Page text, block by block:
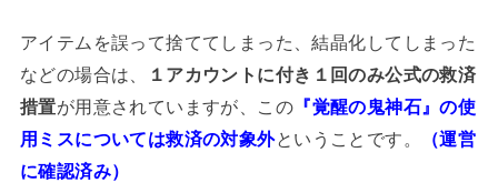
アイテムを誤って捨ててしまった、結晶化してしまった
などの場合は、
１アカウントに付き１回のみ公式の救済
措置が用意されていますが、この 『覚醒の鬼神石』の使
用ミスについては救済の対象外ということです。
（運営
に確認済み）